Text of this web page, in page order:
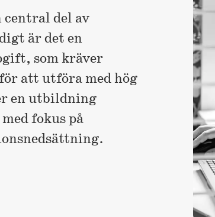
del av
är det en
som kräver
att utföra med hög
en utbildning
fokus på